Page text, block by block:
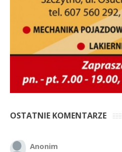
OSTATNIE KOMENTARZE
Anonim